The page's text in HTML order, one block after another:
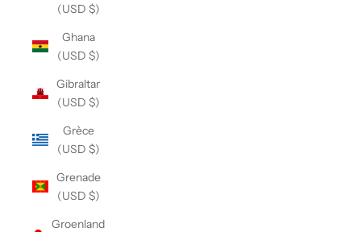
(USD $)
Ghana
(USD $)
Gibraltar
(USD $)
Grèce
(USD $)
Grenade
(USD $)
Groenland